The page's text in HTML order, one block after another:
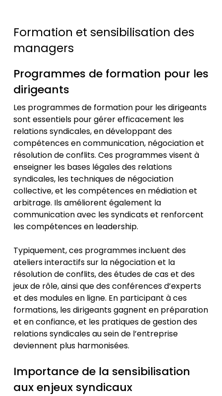
Formation et sensibilisation des
managers
Programmes de formation pour les
dirigeants
Les programmes de formation pour les dirigeants
sont essentiels pour gérer efficacement les
relations syndicales, en développant des
compétences en communication, négociation et
résolution de conflits. Ces programmes visent à
enseigner les bases légales des relations
syndicales, les techniques de négociation
collective, et les compétences en médiation et
arbitrage. Ils améliorent également la
communication avec les syndicats et renforcent
les compétences en leadership.
Typiquement, ces programmes incluent des
ateliers interactifs sur la négociation et la
résolution de conflits, des études de cas et des
jeux de rôle, ainsi que des conférences d’experts
et des modules en ligne. En participant à ces
formations, les dirigeants gagnent en préparation
et en confiance, et les pratiques de gestion des
relations syndicales au sein de l’entreprise
deviennent plus harmonisées.
Importance de la sensibilisation
aux enjeux syndicaux